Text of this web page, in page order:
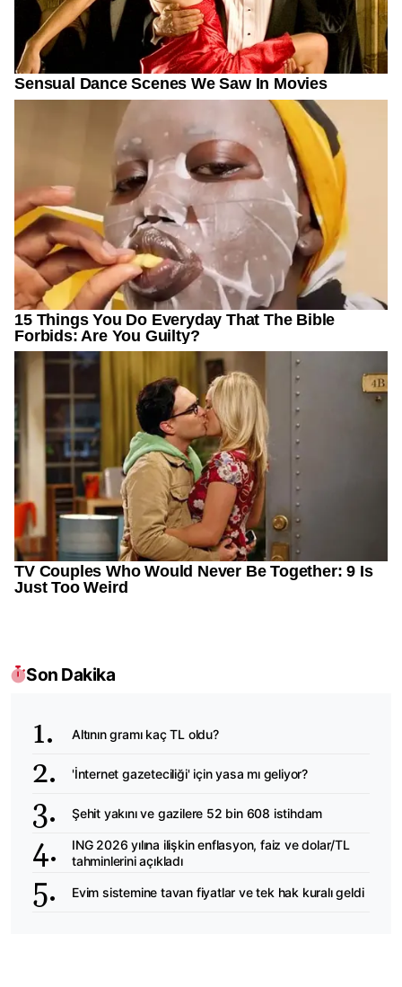
Son Dakika
Altının gramı kaç TL oldu?
'İnternet gazeteciliği' için yasa mı geliyor?
Şehit yakını ve gazilere 52 bin 608 istihdam
ING 2026 yılına ilişkin enflasyon, faiz ve dolar/TL
tahminlerini açıkladı
Evim sistemine tavan fiyatlar ve tek hak kuralı geldi